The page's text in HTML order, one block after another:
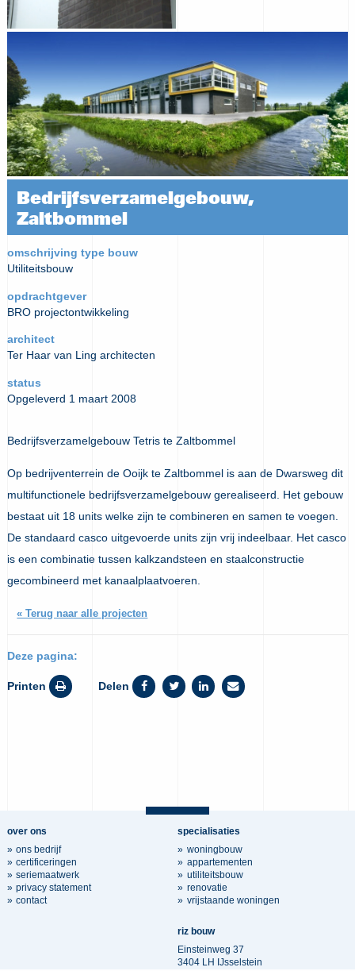
Bedrijfsverzamelgebouw,
Zaltbommel
omschrijving type bouw
Utiliteitsbouw
opdrachtgever
BRO projectontwikkeling
architect
Ter Haar van Ling architecten
status
Opgeleverd 1 maart 2008
Bedrijfsverzamelgebouw Tetris te Zaltbommel
Op bedrijventerrein de Ooijk te Zaltbommel is aan de Dwarsweg dit
multifunctionele bedrijfsverzamelgebouw gerealiseerd. Het gebouw
bestaat uit 18 units welke zijn te combineren en samen te voegen.
De standaard casco uitgevoerde units zijn vrij indeelbaar. Het casco
is een combinatie tussen kalkzandsteen en staalconstructie
gecombineerd met kanaalplaatvoeren.
« Terug naar alle projecten
Deze pagina:
Printen Delen
over ons
ons bedrijf
certificeringen
seriemaatwerk
privacy statement
contact
specialisaties
woningbouw
appartementen
utiliteitsbouw
renovatie
vrijstaande woningen
riz bouw
Einsteinweg 37
3404 LH IJsselstein